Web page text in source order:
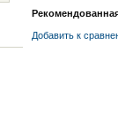
Добавить к